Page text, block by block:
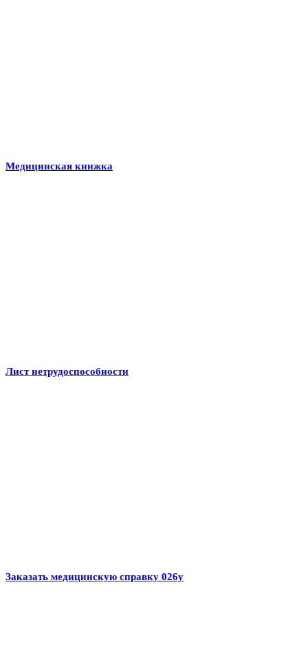
Медицинская книжка
Лист нетрудоспособности
Заказать медицинскую справку 026у